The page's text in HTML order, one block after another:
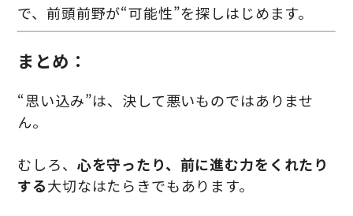
で、前頭前野が“可能性”を探しはじめます。
まとめ：
“思い込み”は、決して悪いものではありませ
ん。
むしろ、 心を守ったり、前に進む力をくれたり
する大切なはたらきでもあります。